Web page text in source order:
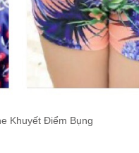
Khuyết Điểm Bụng